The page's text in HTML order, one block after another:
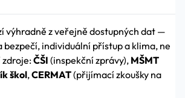
výhradně z veřejně dostupných dat —
bezpečí, individuální přístup a klima, ne
zdroje:ČŠI (inspekční zprávy), MŠMT
škol,CERMAT(přijímací zkoušky na